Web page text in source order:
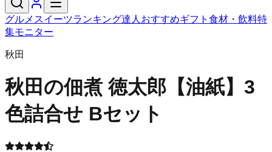
グルメ スイーツランキング達人おすすめギフト 食材・飲料特
集モニター
秋田
秋田の佃煮 徳太郎 【油紙】3
色詰合せ Bセット